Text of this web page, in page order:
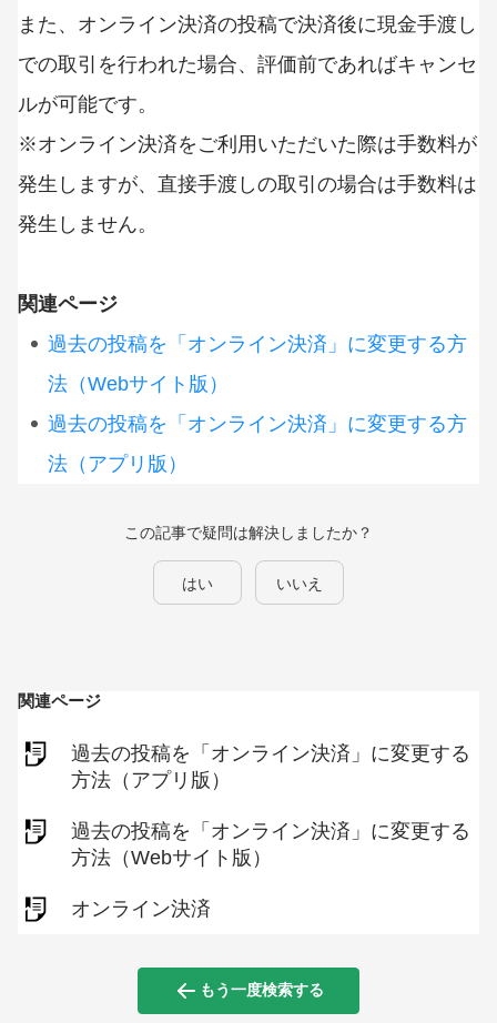
また、オンライン決済の投稿で決済後に現金手渡し
での取引を行われた場合、評価前であればキャンセ
ルが可能です。
※オンライン決済をご利用いただいた際は手数料が
発生しますが、直接手渡しの取引の場合は手数料は
発生しません。
関連ページ
過去の投稿を「オンライン決済」に変更する方
法（Webサイト版）
過去の投稿を「オンライン決済」に変更する方
法（アプリ版）
この記事で疑問は解決しましたか？
はい いいえ
関連ページ
過去の投稿を「オンライン決済」に変更する
方法（アプリ版）
過去の投稿を「オンライン決済」に変更する
方法（Webサイト版）
オンライン決済
もう一度検索する